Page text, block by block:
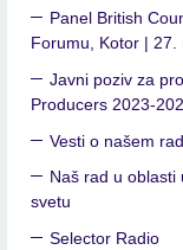
Panel British
Forumu, Kotor | 27.
Javni poziv za
Producers 2023-
Vesti o našem
Naš rad u oblasti
svetu
Selector Radio